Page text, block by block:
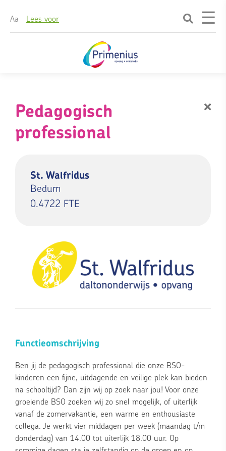
content
Aa Lees voor ☰
Pedagogisch
professional
St. Walfridus
Bedum
0.4722 FTE
Functieomschrijving
Ben jij de pedagogisch professional die onze BSO-
kinderen een fijne, uitdagende en veilige plek kan bieden
na schooltijd? Dan zijn wij op zoek naar jou! Voor onze
groeiende BSO zoeken wij zo snel mogelijk, of uiterlijk
vanaf de zomervakantie, een warme en enthousiaste
collega. Je werkt vier middagen per week (maandag t/m
donderdag) van 14.00 tot uiterlijk 18.00 uur. Op